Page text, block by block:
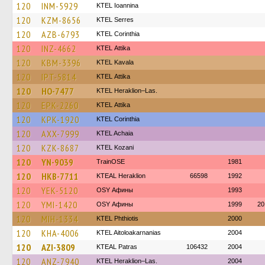
120 INM-5929 KTEL Ioannina
120 KZM-8656 KTEL Serres
120 AZB-6793 KTEL Corinthia
120 INZ-4662 KΤΕL Αttika
120 KBM-3396 KTEL Kavala
120 IPT-5814 KΤΕL Αttika
120 HO-7477 KTEL Heraklion–Las.
120 EPK-2260 KΤΕL Αttika
120 KPK-1920 KTEL Corinthia
120 AXX-7999 KTEL Achaia
120 KZK-8687 ΚΤΕL Kozani
120 YN-9039 TrainΟSE 1981
120 HKB-7711 KTEAL Heraklion 66598 1992
120 YEK-5120 OSY Афины 1993
120 YMI-1420 OSY Афины 1999
120 MIH-1334 ΚΤΕL Phthiotis 2000
120 KHA-4006 KTEL Aitoloakarnanias 2004
120 AZI-3809 KTEAL Patras 106432 2004
120 ANZ-7940 KTEL Heraklion–Las. 2004